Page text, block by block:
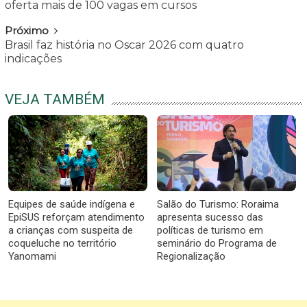
oferta mais de 100 vagas em cursos
Próximo
Brasil faz história no Oscar 2026 com quatro
indicações
VEJA TAMBÉM
Equipes de saúde indígena e
EpiSUS reforçam atendimento
a crianças com suspeita de
coqueluche no território
Yanomami
Salão do Turismo: Roraima
apresenta sucesso das
políticas de turismo em
seminário do Programa de
Regionalização